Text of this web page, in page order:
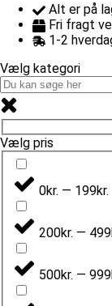
Alt er på
Fri fragt
1-2
Vælg kategori
Vælg pris
0kr. — 199kr.
200kr. —
500kr. —